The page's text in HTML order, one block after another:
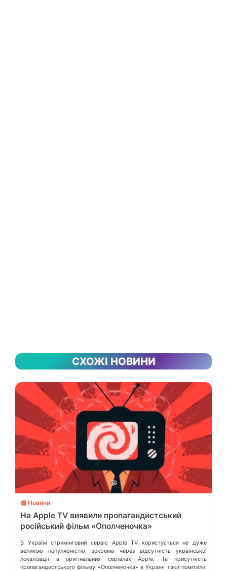
СХОЖІ НОВИНИ
💬
📰 Новини
На Apple TV виявили пропагандистський
російський фільм «Ополченочка»
В Україні стримінговий сервіс Apple TV користується не дуже
великою популярністю, зокрема через відсутність української
локалізації в оригінальних серіалах Apple. Та присутність
пропагандистського фільму «Ополченочка» в Україні таки помітили.